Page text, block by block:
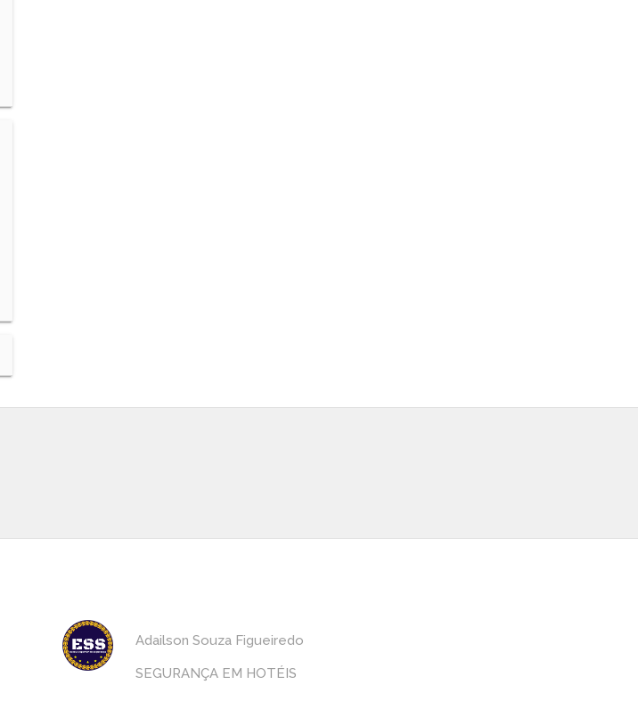
Adailson Souza Figueiredo
SEGURANÇA EM HOTÉIS